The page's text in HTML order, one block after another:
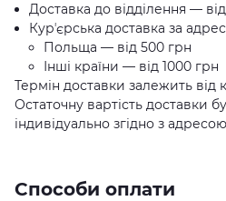
Доставка до відділення —
Курʼєрська доставка за
Польща — від 500 грн
Інші країни — від 1000 грн
Термін доставки залежить від
Остаточну вартість доставки
індивідуально згідно з
Способи оплати